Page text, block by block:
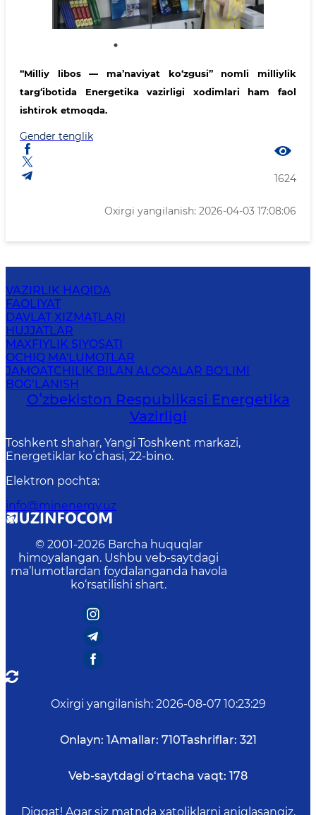
“Milliy libos — ma’naviyat ko‘zgusi” nomli milliylik
targ‘ibotida Energetika vazirligi xodimlari ham faol
ishtirok etmoqda.
Gender tenglik
1624
Oxirgi yangilanish: 2026-04-03 17:08:06
VAZIRLIK HAQIDA
FAOLIYAT
DAVLAT XIZMATLARI
HUJJATLAR
MAXFIYLIK SIYOSATI
OCHIQ MA'LUMOTLAR
JAMOATCHILIK BILAN ALOQALAR BO'LIMI
BOG‘LANISH
Oʻzbekiston Respublikasi Energetika
Vazirligi
Toshkent shahar, Yangi Toshkent markazi,
Energetiklar koʻchasi, 22-bino.
Elektron pochta:
info@minenergy.uz
© 2001-2026 Barcha huquqlar
himoyalangan. Ushbu veb-saytdagi
ma’lumotlardan foydalanganda havola
ko‘rsatilishi shart.
Oxirgi yangilanish: 2026-08-07 10:23:29
Onlayn: 1Amallar: 710Tashriflar: 321
Veb-saytdagi o‘rtacha vaqt: 178
Diqqat! Agar siz matnda xatoliklarni aniqlasangiz,